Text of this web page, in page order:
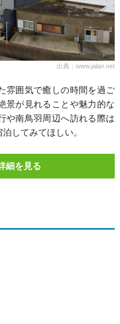
出典：www.jalan.net
雰囲気で癒しの時間を過ご
景が見れることや魅力的な
や南鳥羽周辺へ訪れる際は
してみてほしい。
細を見る